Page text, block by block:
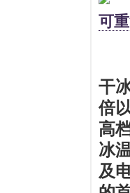
可
干
倍
高
冰
及